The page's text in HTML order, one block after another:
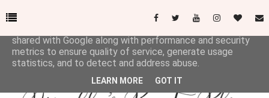
This site uses cookies from Google to deliver its services
shared with Google along with performance and security
metrics to ensure quality of service, generate usage
statistics, and to detect and address abuse.
LEARN MORE GOT IT